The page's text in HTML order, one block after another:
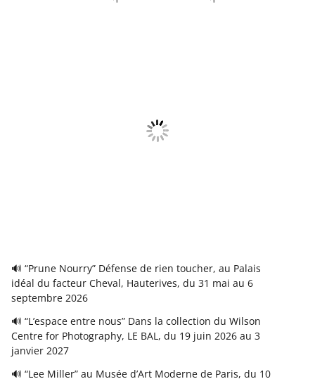
🔊 “Prune Nourry” Défense de rien toucher, au Palais
idéal du facteur Cheval, Hauterives, du 31 mai au 6
septembre 2026
🔊 “L’espace entre nous” Dans la collection du Wilson
Centre for Photography, LE BAL, du 19 juin 2026 au 3
janvier 2027
🔊 “Lee Miller” au Musée d’Art Moderne de Paris, du 10